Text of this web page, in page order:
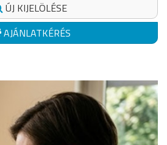
ÚJ KIJELÖLÉSE
AJÁNLATKÉRÉS